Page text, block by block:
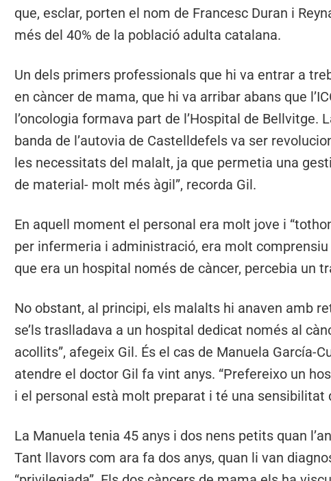
que, esclar, porten el nom de Francesc Duran i
més del 40% de la població adulta catalana.
Un dels primers professionals que hi va entrar a
en càncer de mama, que hi va arribar abans que
l’oncologia formava part de l’Hospital de Bellvitge.
banda de l’autovia de Castelldefels va ser
les necessitats del malalt, ja que permetia una
de material- molt més àgil”, recorda Gil.
En aquell moment el personal era molt jove i
per infermeria i administració, era molt
que era un hospital només de càncer, percebia un
No obstant, al principi, els malalts hi anaven amb
se’ls traslladava a un hospital dedicat només al
acollits”, afegeix Gil. És el cas de Manuela García-
atendre el doctor Gil fa vint anys. “Prefereixo un
i el personal està molt preparat i té una sensibilitat
La Manuela tenia 45 anys i dos nens petits quan
Tant llavors com ara fa dos anys, quan li van